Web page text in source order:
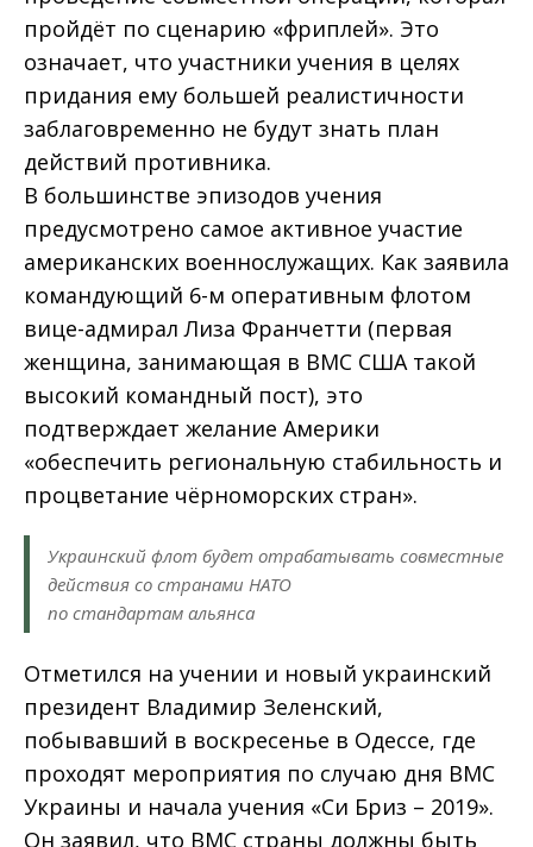
пройдёт по сценарию «фриплей». Это
означает, что участники учения в целях
придания ему большей реалистичности
заблаговременно не будут знать план
действий противника.
В большинстве эпизодов учения
предусмотрено самое активное участие
американских военнослужащих. Как заявила
командующий 6-м оперативным флотом
вице-адмирал Лиза Франчетти (первая
женщина, занимающая в ВМС США такой
высокий командный пост), это
подтверждает желание Америки
«обеспечить региональную стабильность и
процветание чёрноморских стран».
Украинский флот будет отрабатывать совместные
действия со странами НАТО
по стандартам альянса
Отметился на учении и новый украинский
президент Владимир Зеленский,
побывавший в воскресенье в Одессе, где
проходят мероприятия по случаю дня ВМС
Украины и начала учения «Си Бриз – 2019».
Он заявил, что ВМС страны должны быть